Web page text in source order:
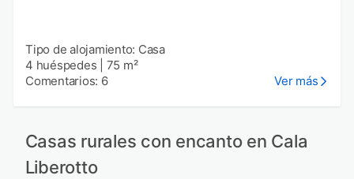
Tipo de alojamiento: Casa
4 huéspedes
75 m²
Comentarios: 6
Ver más
Casas rurales con encanto en Cala
Liberotto